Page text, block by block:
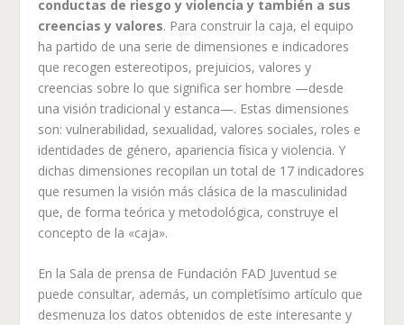
conductas de riesgo y violencia y también a sus
creencias y valores. Para construir la caja, el equipo
ha partido de una serie de dimensiones e indicadores
que recogen estereotipos, prejuicios, valores y
creencias sobre lo que significa ser hombre —desde
una visión tradicional y estanca—. Estas dimensiones
son: vulnerabilidad, sexualidad, valores sociales, roles e
identidades de género, apariencia física y violencia. Y
dichas dimensiones recopilan un total de 17 indicadores
que resumen la visión más clásica de la masculinidad
que, de forma teórica y metodológica, construye el
concepto de la «caja».
En la Sala de prensa de Fundación FAD Juventud se
puede consultar, además, un completísimo artículo que
desmenuza los datos obtenidos de este interesante y